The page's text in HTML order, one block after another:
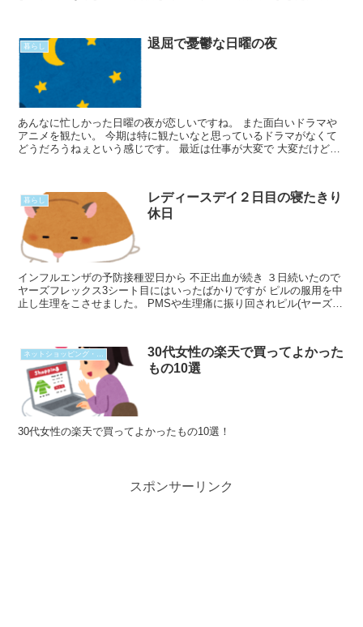
暮らし 退屈で憂鬱な日曜の夜
あんなに忙しかった日曜の夜が恋しいですね。 また面白いドラマや
アニメを観たい。 今期は特に観たいなと思っているドラマがなくて
どうだろうねぇという感じです。 最近は仕事が大変で 大変だけどそ
暮らし
レディースデイ２日目の寝たきり
休日
インフルエンザの予防接種翌日から 不正出血が続き ３日続いたので
ヤーズフレックス3シート目にはいったばかりですが ピルの服用を中
止し生理をこさせました。 PMSや生理痛に振り回されピル(ヤーズ)
ネットショッピング・購入品
30代女性の楽天で買ってよかった
もの10選
30代女性の楽天で買ってよかったもの10選！
スポンサーリンク